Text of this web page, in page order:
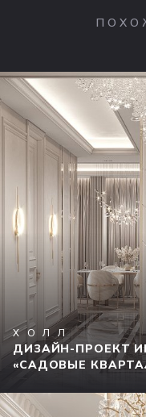
ХОЛЛ
ДИЗАЙН-ПРОЕКТ
«САДОВЫЕ